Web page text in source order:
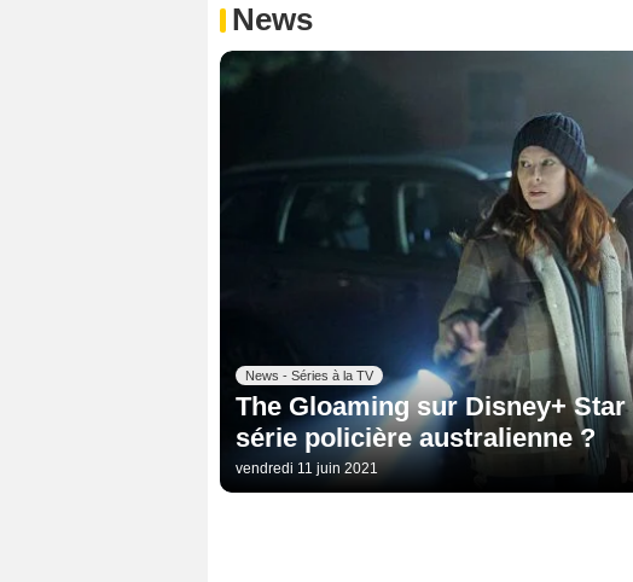
News
News - Séries à la TV
The Gloaming sur Disney+
série policière australienne ?
vendredi 11 juin 2021